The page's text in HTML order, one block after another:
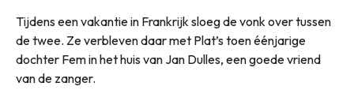
Tijdens een vakantie in Frankrijk sloeg de vonk over tussen
de twee. Ze verbleven daar met Plat’s toen éénjarige
dochter Fem in het huis van Jan Dulles, een goede vriend
van de zanger.